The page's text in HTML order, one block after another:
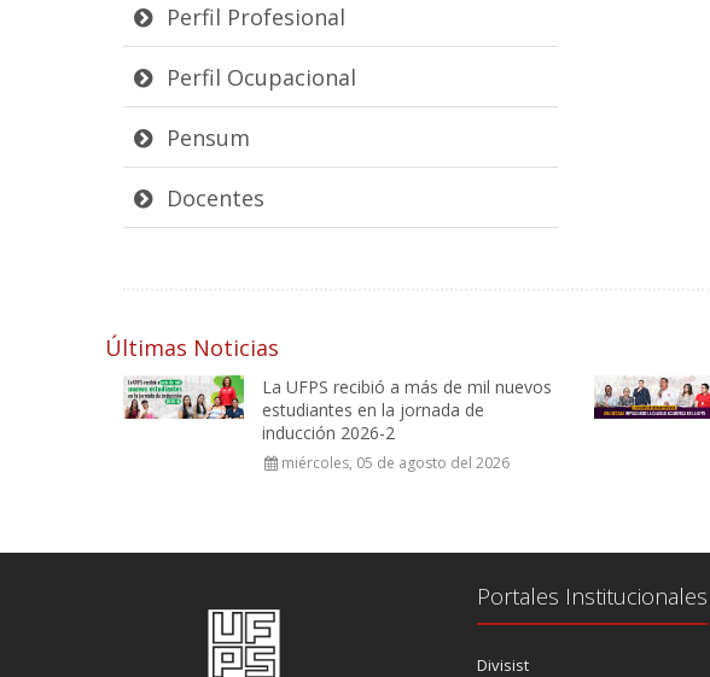
Perfil Profesional
Perfil Ocupacional
Pensum
Docentes
Últimas Noticias
La UFPS recibió a más de mil nuevos
estudiantes en la jornada de
inducción 2026-2
miércoles, 05 de agosto del 2026
Portales Institucionales
Divisist